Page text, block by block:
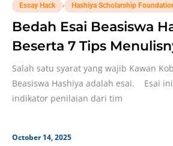
Essay Hack Hashiya Scholarship
Bedah Esai Beasiswa
Beserta 7 Tips
Salah satu syarat yang wajib Kawan
Beasiswa Hashiya adalah esai. Esai
indikator penilaian dari tim
October 14, 2025